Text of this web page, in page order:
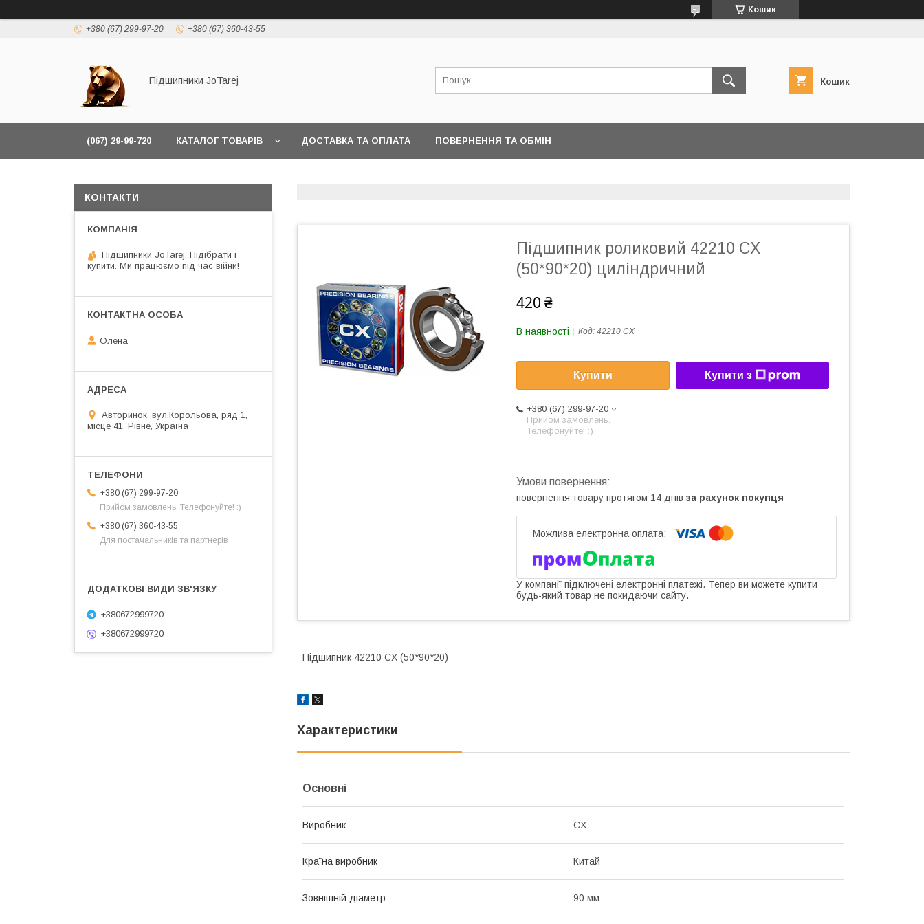
Кошик
+380 (67) 299-97-20 +380 (67) 360-43-55
Підшипники JoTarej Кошик
(067) 29-99-720 КАТАЛОГ ТОВАРІВ ДОСТАВКА ТА ОПЛАТА ПОВЕРНЕННЯ ТА ОБМІН
Підшипник роликовий 42210 CX
(50*90*20) циліндричний
420 ₴
В наявності Код: 42210 CX
Купити Купити з
+380 (67) 299-97-20
Прийом замовлень.
Телефонуйте! :)
повернення товару протягом 14 днів за рахунок покупця
У компанії підключені електронні платежі. Тепер ви можете купити
будь-який товар не покидаючи сайту.
Підшипник 42210 CX (50*90*20)
Характеристики
Основні
Виробник CX
Країна виробник Китай
Зовнішній діаметр 90 мм
КОНТАКТИ
Підшипники JoTarej. Підібрати і
купити. Ми працюємо під час війни!
Олена
Авторинок, вул.Корольова, ряд 1,
місце 41, Рівне, Україна
+380 (67) 299-97-20
Прийом замовлень. Телефонуйте! :)
+380 (67) 360-43-55
Для постачальників та партнерів
+380672999720
+380672999720